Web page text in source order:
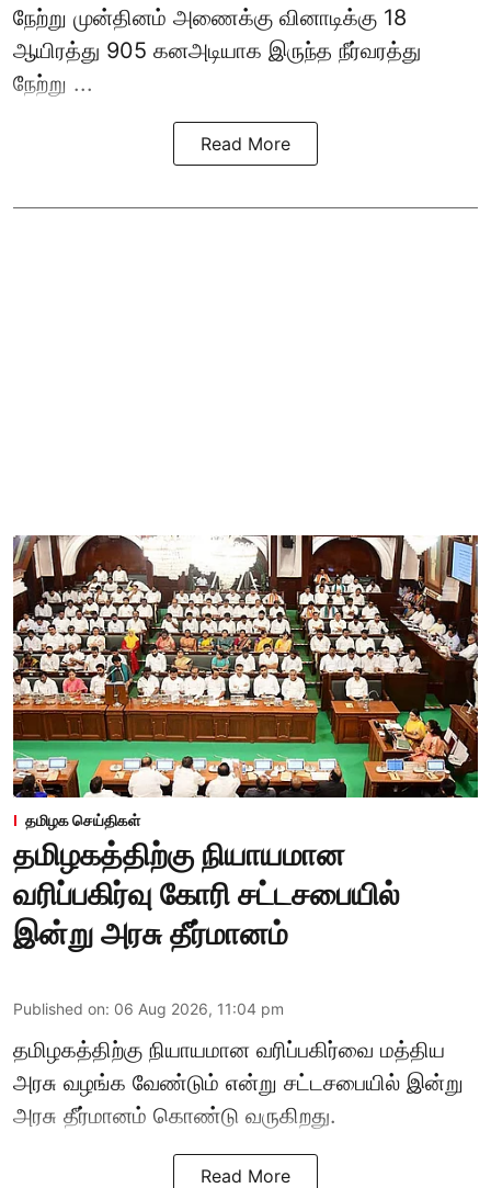
நேற்று முன்தினம் அணைக்கு வினாடிக்கு 18
ஆயிரத்து 905 கனஅடியாக இருந்த நீர்வரத்து
நேற்று ...
Read More
தமிழக செய்திகள்
தமிழகத்திற்கு நியாயமான
வரிப்பகிர்வு கோரி சட்டசபையில்
இன்று அரசு தீர்மானம்
Published on: 06 Aug 2026, 11:04 pm
தமிழகத்திற்கு நியாயமான வரிப்பகிர்வை மத்திய
அரசு வழங்க வேண்டும் என்று சட்டசபையில் இன்று
அரசு தீர்மானம் கொண்டு வருகிறது.
Read More